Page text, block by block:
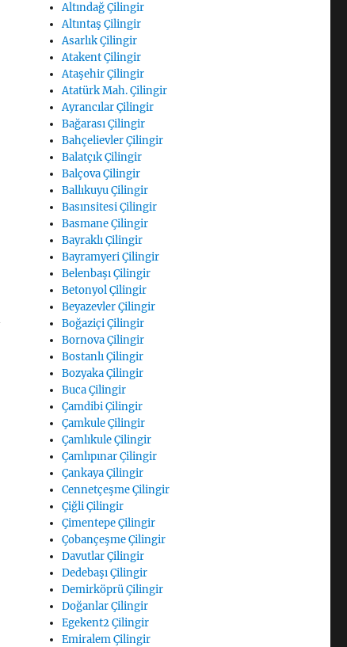
Altındağ Çilingir
Altıntaş Çilingir
Asarlık Çilingir
Atakent Çilingir
Ataşehir Çilingir
Atatürk Mah. Çilingir
Ayrancılar Çilingir
Bağarası Çilingir
Bahçelievler Çilingir
Balatçık Çilingir
Balçova Çilingir
Ballıkuyu Çilingir
Basınsitesi Çilingir
Basmane Çilingir
Bayraklı Çilingir
Bayramyeri Çilingir
Belenbaşı Çilingir
Betonyol Çilingir
Beyazevler Çilingir
Boğaziçi Çilingir
Bornova Çilingir
Bostanlı Çilingir
Bozyaka Çilingir
Buca Çilingir
Çamdibi Çilingir
Çamkule Çilingir
Çamlıkule Çilingir
Çamlıpınar Çilingir
Çankaya Çilingir
Cennetçeşme Çilingir
Çiğli Çilingir
Çimentepe Çilingir
Çobançeşme Çilingir
Davutlar Çilingir
Dedebaşı Çilingir
Demirköprü Çilingir
Doğanlar Çilingir
Egekent2 Çilingir
Emiralem Çilingir